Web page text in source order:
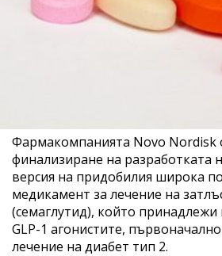
Фармакомпанията Novo Nordisk
финализиране на разработката
версия на придобилия широка
медикамент за лечение на
(семаглутид), който принадлежи
GLP-1 агонистите,
лечение на диабет тип 2.